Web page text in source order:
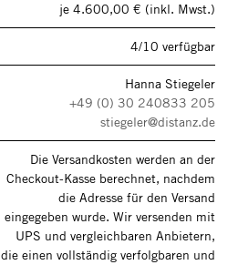
je 4.600,00 € (inkl. Mwst.)
4/10 verfügbar
Hanna Stiegeler
+49 (0) 30 240833 205
stiegeler@distanz.de
Die Versandkosten werden an der
Checkout-Kasse berechnet, nachdem
die Adresse für den Versand
eingegeben wurde. Wir versenden mit
UPS und vergleichbaren Anbietern,
die einen vollständig verfolgbaren und